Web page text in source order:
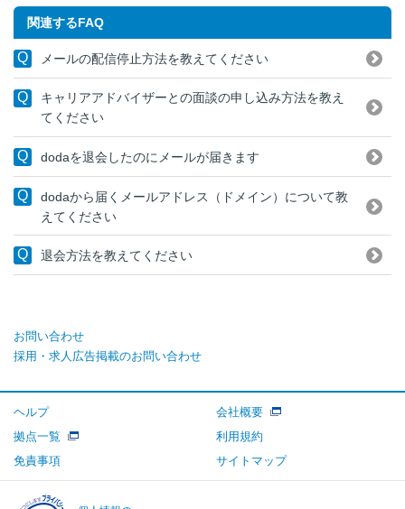
関連するFAQ
メールの配信停止方法を教えてください
キャリアアドバイザーとの面談の申し込み方法を教え
てください
dodaを退会したのにメールが届きます
dodaから届くメールアドレス（ドメイン）について教
えてください
退会方法を教えてください
お問い合わせ
採用・求人広告掲載のお問い合わせ
ヘルプ
会社概要
拠点一覧
利用規約
免責事項
サイトマップ